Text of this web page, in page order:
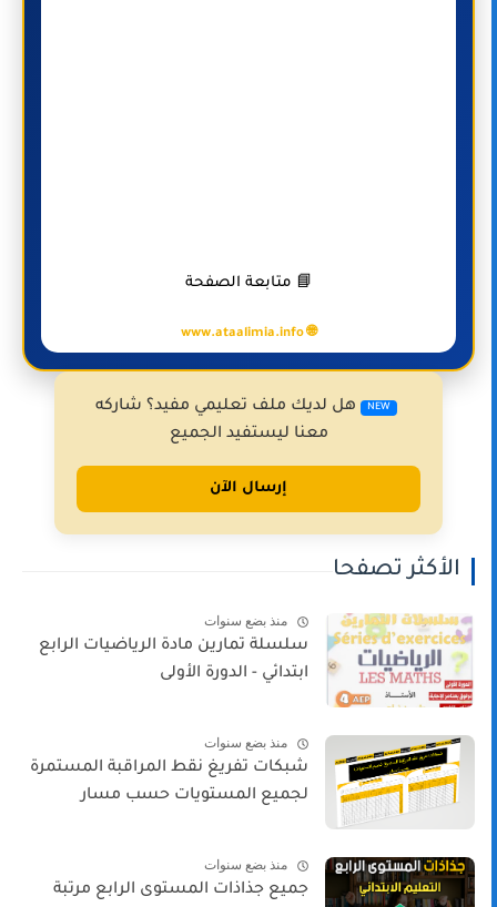
📘 متابعة الصفحة
🌐 www.ataalimia.info
NEW
هل لديك ملف تعليمي مفيد؟ شاركه
معنا ليستفيد الجميع
إرسال الآن
الأكثر تصفحا
منذ بضع سنوات
سلسلة تمارين مادة الرياضيات الرابع
ابتدائي - الدورة الأولى
منذ بضع سنوات
شبكات تفريغ نقط المراقبة المستمرة
لجميع المستويات حسب مسار
منذ بضع سنوات
جميع جذاذات المستوى الرابع مرتبة